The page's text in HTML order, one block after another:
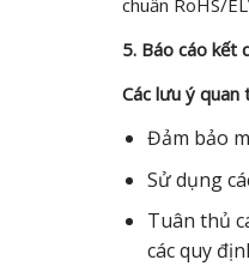
chuẩn RoHS/
5. Báo cáo kết
Các lưu ý quan
Đảm bảo
Sử dụng
Tuân thủ
các quy